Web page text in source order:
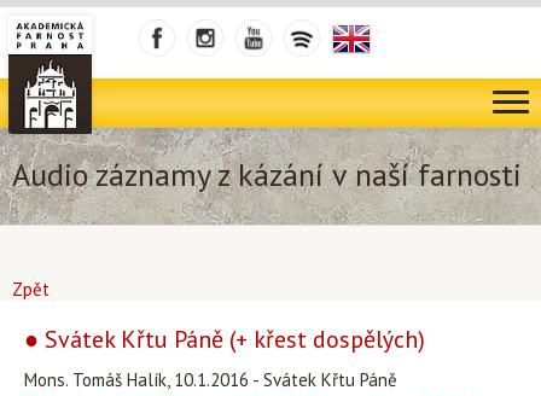
Audio záznamy z kázání v naší farnosti
Zpět
● Svátek Křtu Páně (+ křest dospělých)
Mons. Tomáš Halík, 10.1.2016 - Svátek Křtu Páně